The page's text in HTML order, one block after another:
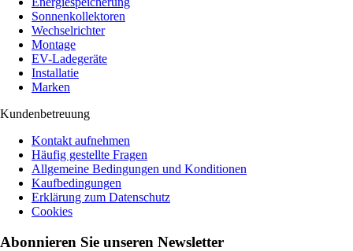
Sonnenkollektoren
Wechselrichter
Montage
EV-Ladegeräte
Installatie
Marken
Kundenbetreuung
Kontakt aufnehmen
Häufig gestellte Fragen
Allgemeine Bedingungen und Konditionen
Kaufbedingungen
Erklärung zum Datenschutz
Cookies
Abonnieren Sie unseren Newsletter